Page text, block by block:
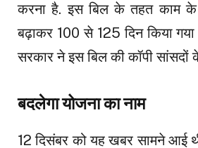
करना है. इस बिल के तहत काम के
बढ़ाकर 100 से 125 दिन किया
सरकार ने इस बिल की कॉपी सांसदों
बदलेगा योजना का नाम
12 दिसंबर को यह खबर सामने आई